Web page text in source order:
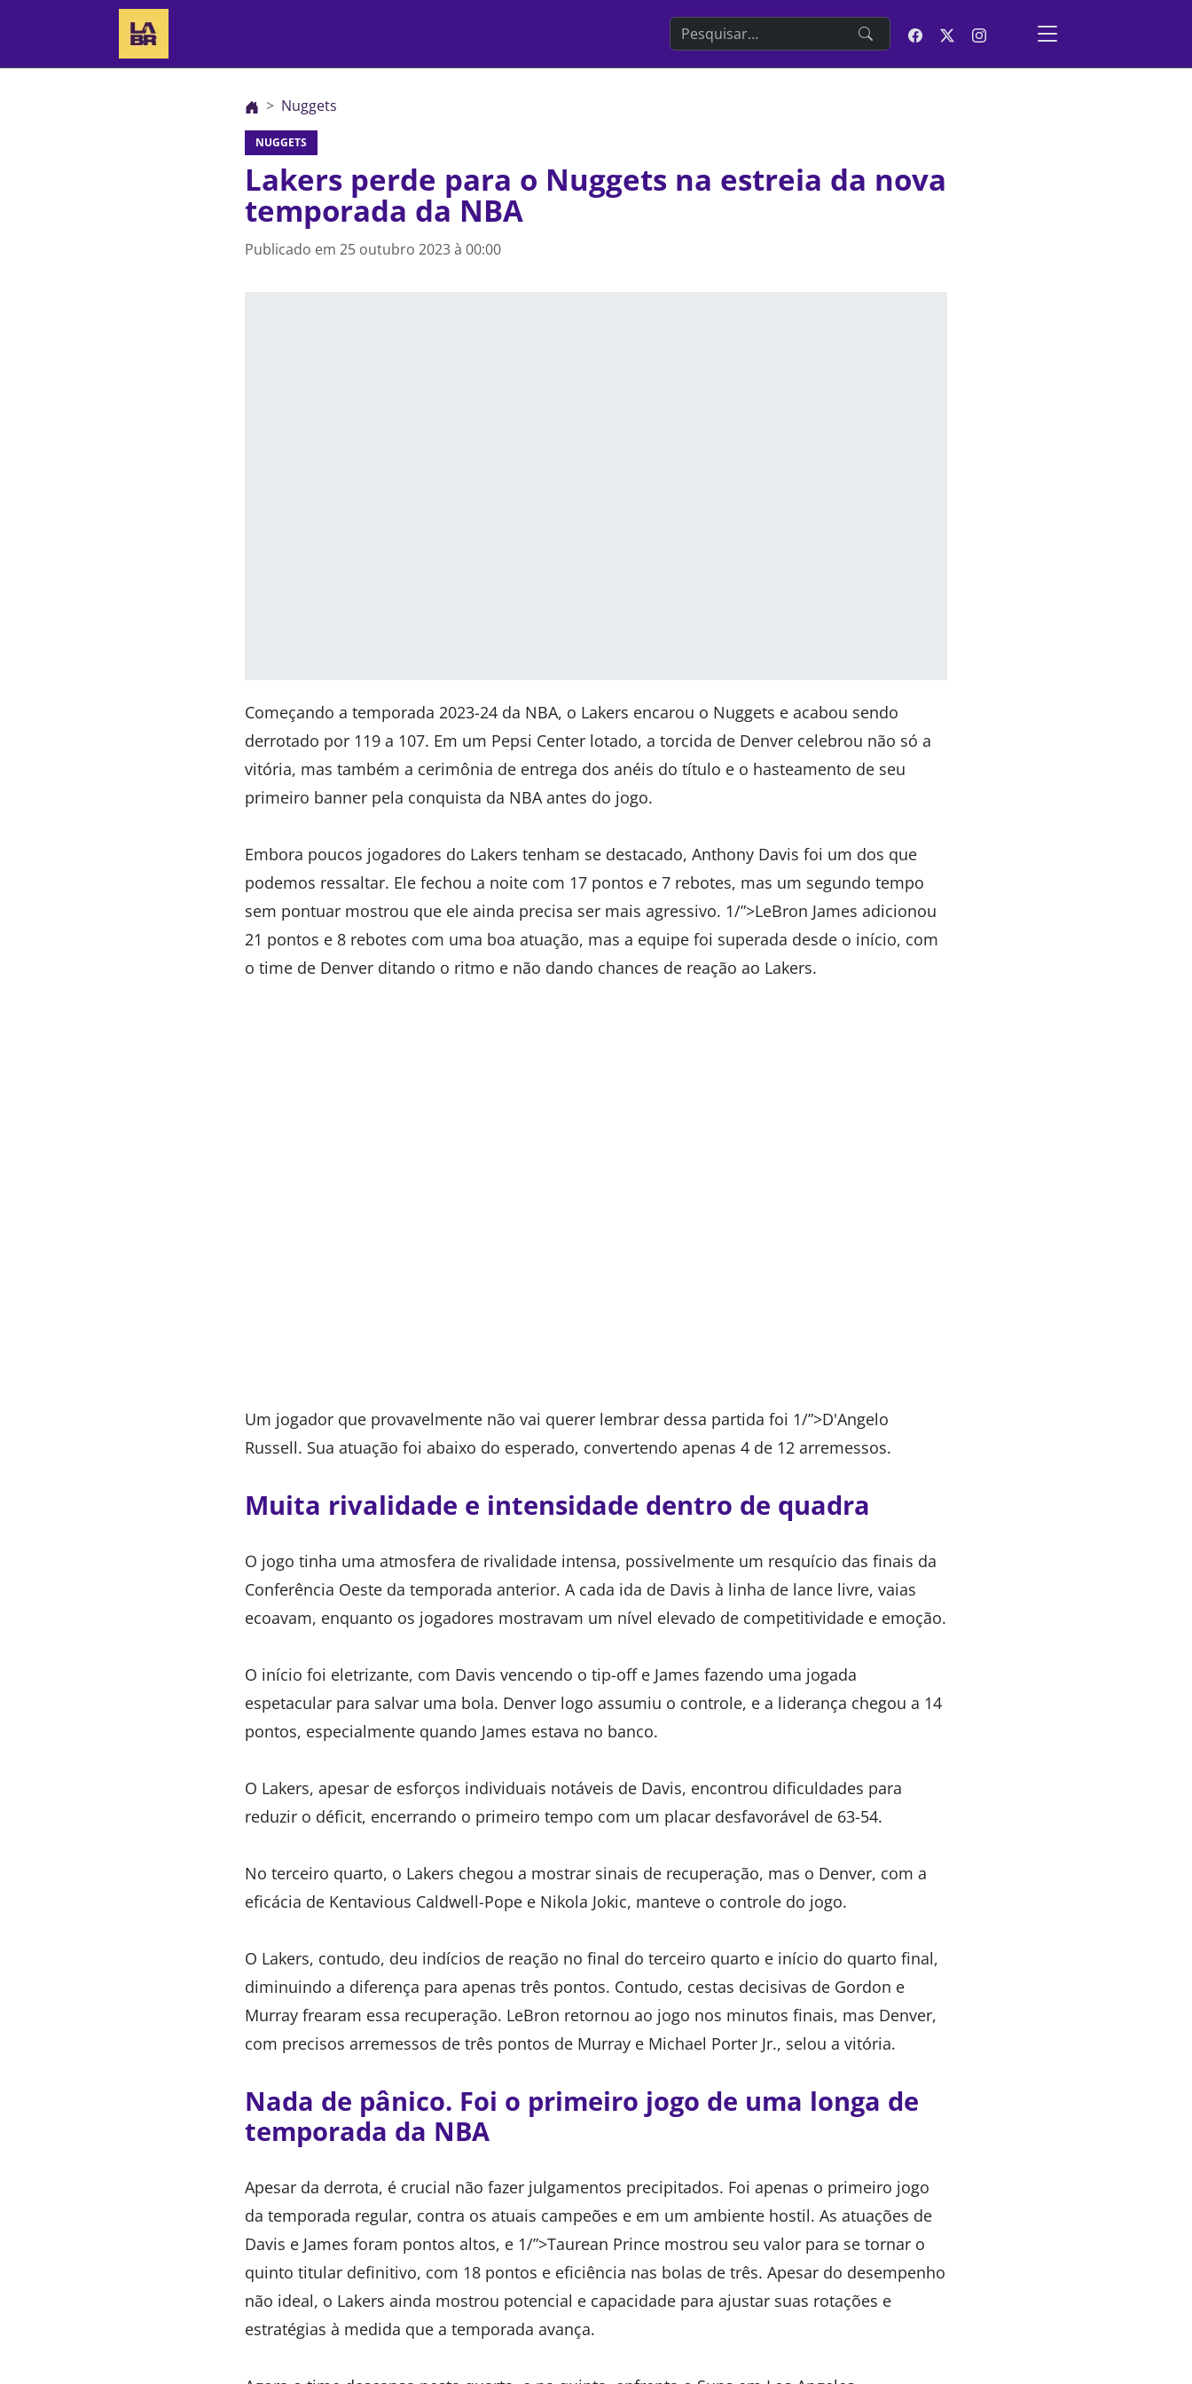
Search the website
Nuggets
NUGGETS
Lakers perde para o Nuggets na estreia da nova
temporada da NBA
Publicado em 25 outubro 2023 à 00:00
Começando a temporada 2023-24 da NBA, o Lakers encarou o Nuggets e acabou sendo
derrotado por 119 a 107. Em um Pepsi Center lotado, a torcida de Denver celebrou não só a
vitória, mas também a cerimônia de entrega dos anéis do título e o hasteamento de seu
primeiro banner pela conquista da NBA antes do jogo.
Embora poucos jogadores do Lakers tenham se destacado, Anthony Davis foi um dos que
podemos ressaltar. Ele fechou a noite com 17 pontos e 7 rebotes, mas um segundo tempo
sem pontuar mostrou que ele ainda precisa ser mais agressivo. 1/”>LeBron James adicionou
21 pontos e 8 rebotes com uma boa atuação, mas a equipe foi superada desde o início, com
o time de Denver ditando o ritmo e não dando chances de reação ao Lakers.
Um jogador que provavelmente não vai querer lembrar dessa partida foi 1/”>D'Angelo
Russell. Sua atuação foi abaixo do esperado, convertendo apenas 4 de 12 arremessos.
Muita rivalidade e intensidade dentro de quadra
O jogo tinha uma atmosfera de rivalidade intensa, possivelmente um resquício das finais da
Conferência Oeste da temporada anterior. A cada ida de Davis à linha de lance livre, vaias
ecoavam, enquanto os jogadores mostravam um nível elevado de competitividade e emoção.
O início foi eletrizante, com Davis vencendo o tip-off e James fazendo uma jogada
espetacular para salvar uma bola. Denver logo assumiu o controle, e a liderança chegou a 14
pontos, especialmente quando James estava no banco.
O Lakers, apesar de esforços individuais notáveis de Davis, encontrou dificuldades para
reduzir o déficit, encerrando o primeiro tempo com um placar desfavorável de 63-54.
No terceiro quarto, o Lakers chegou a mostrar sinais de recuperação, mas o Denver, com a
eficácia de Kentavious Caldwell-Pope e Nikola Jokic, manteve o controle do jogo.
O Lakers, contudo, deu indícios de reação no final do terceiro quarto e início do quarto final,
diminuindo a diferença para apenas três pontos. Contudo, cestas decisivas de Gordon e
Murray frearam essa recuperação. LeBron retornou ao jogo nos minutos finais, mas Denver,
com precisos arremessos de três pontos de Murray e Michael Porter Jr., selou a vitória.
Nada de pânico. Foi o primeiro jogo de uma longa de
temporada da NBA
Apesar da derrota, é crucial não fazer julgamentos precipitados. Foi apenas o primeiro jogo
da temporada regular, contra os atuais campeões e em um ambiente hostil. As atuações de
Davis e James foram pontos altos, e 1/”>Taurean Prince mostrou seu valor para se tornar o
quinto titular definitivo, com 18 pontos e eficiência nas bolas de três. Apesar do desempenho
não ideal, o Lakers ainda mostrou potencial e capacidade para ajustar suas rotações e
estratégias à medida que a temporada avança.